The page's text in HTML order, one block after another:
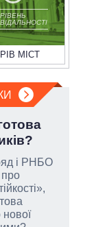
РІВЕНЬ
МІСТ
і РНБО
про
нової